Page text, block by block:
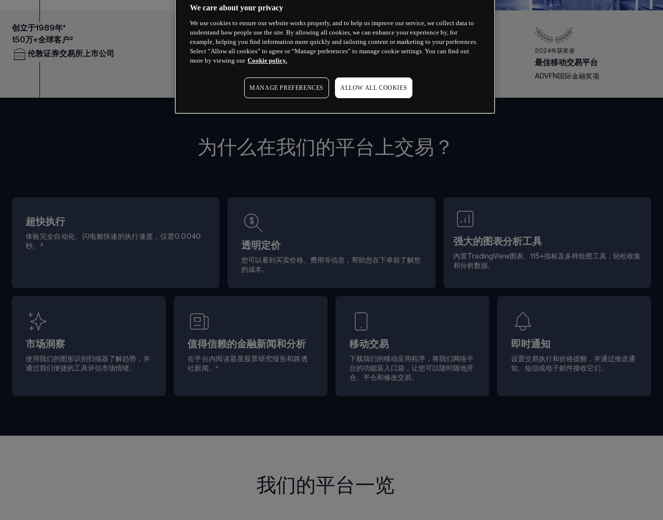
创立于1989年*
150万+全球客户²
伦敦证券交易所上市公司
2025年获奖者
最低佣金与费用
ForexBrokers.com奖项
2023年获奖者
Good Money Guide奖项
2024年获奖者
最佳移动交易平台
ADVFN国际金融奖项
为什么在我们的平台上交易？
超快执行
体验完全自动化、闪电般快速的执行速度，仅需0.0040
秒。 ³ 透明定价
您可以看到买卖价格、费用等信息，帮助您在下单前了解您
的成本。
强大的图表分析工具
内置TradingView图表、115+指标及多样绘图工具，轻松收集
和分析数据。
市场洞察
使用我们的图形识别扫描器了解趋势，并
通过我们便捷的工具评估市场情绪。
值得信赖的金融新闻和分析
在平台内阅读晨星股票研究报告和路透
社新闻。⁴
移动交易
下载我们的移动应用程序，将我们网络平
台的功能装入口袋，让您可以随时随地开
仓、平仓和修改交易。
即时通知
设置交易执行和价格提醒，并通过推送通
知、短信或电子邮件接收它们。
我们的平台一览
We care about your privacy
We use cookies to ensure our website works properly, and to help us improve our service, we collect data to
understand how people use the site. By allowing all cookies, we can enhance your experience by, for
example, helping you find information more quickly and tailoring content or marketing to your preferences.
Select “Allow all cookies” to agree or “Manage preferences” to manage cookie settings. You can find out
more by viewing our Cookie policy.
MANAGE PREFERENCES ALLOW ALL COOKIES